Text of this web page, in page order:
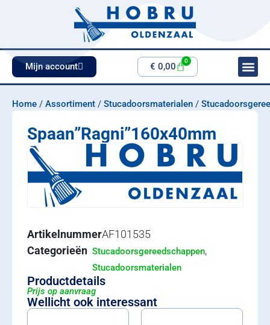
Mijn account € 0,00
0
Home / Assortiment / Stucadoorsmaterialen /
Spaan”Ragni”160x40mm
ArtikelnummerAF101535
Categorieën Stucadoorsgereedschappen,
Stucadoorsmaterialen
Productdetails
Prijs op aanvraag
Wellicht ook interessant